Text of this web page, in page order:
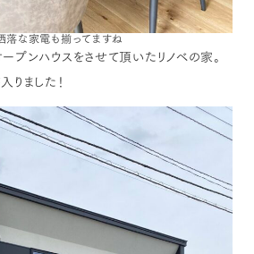
落な家電も揃ってますね
プンハウスをさせて頂いたリノベの家。
ました！